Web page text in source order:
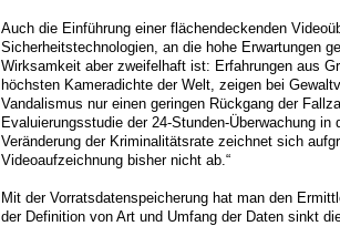
Auch die Einführung einer flächendeckenden
Sicherheitstechnologien, an die hohe Erwartungen
Wirksamkeit aber zweifelhaft ist: Erfahrungen aus
höchsten Kameradichte der Welt, zeigen bei
Vandalismus nur einen geringen Rückgang der
Evaluierungsstudie der 24-Stunden-Überwachung in
Veränderung der Kriminalitätsrate zeichnet sich
Videoaufzeichnung bisher nicht ab.“
Mit der Vorratsdatenspeicherung hat man den
der Definition von Art und Umfang der Daten sinkt